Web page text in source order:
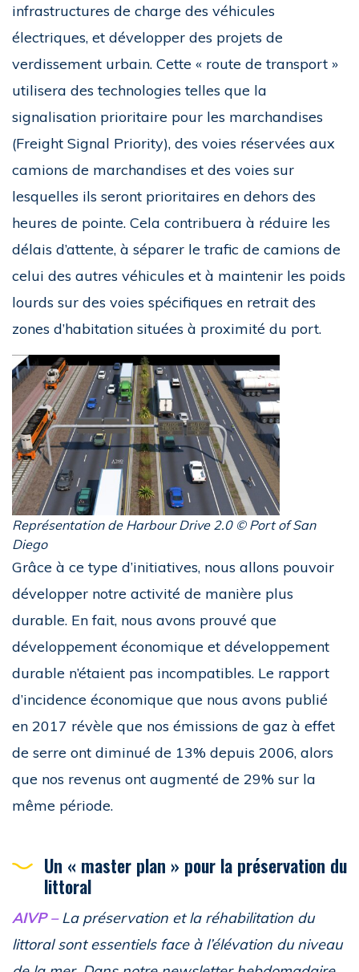
infrastructures de charge des véhicules
électriques, et développer des projets de
verdissement urbain. Cette « route de transport »
utilisera des technologies telles que la
signalisation prioritaire pour les marchandises
(Freight Signal Priority), des voies réservées aux
camions de marchandises et des voies sur
lesquelles ils seront prioritaires en dehors des
heures de pointe. Cela contribuera à réduire les
délais d’attente, à séparer le trafic de camions de
celui des autres véhicules et à maintenir les poids
lourds sur des voies spécifiques en retrait des
zones d’habitation situées à proximité du port.
Représentation de Harbour Drive 2.0 © Port of San
Diego
Grâce à ce type d’initiatives, nous allons pouvoir
développer notre activité de manière plus
durable. En fait, nous avons prouvé que
développement économique et développement
durable n’étaient pas incompatibles. Le rapport
d’incidence économique que nous avons publié
en 2017 révèle que nos émissions de gaz à effet
de serre ont diminué de 13% depuis 2006, alors
que nos revenus ont augmenté de 29% sur la
même période.
Un « master plan » pour la préservation du
littoral
AIVP – La préservation et la réhabilitation du
littoral sont essentiels face à l’élévation du niveau